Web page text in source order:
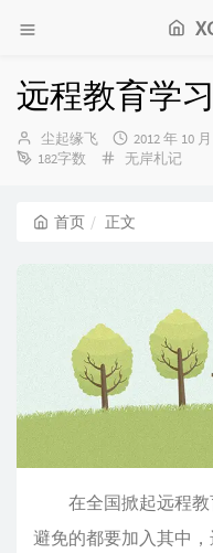
远程教育学习
博
主：
尘起缘飞
发
布
2012 年 10
182字数
分
无岸札记
首页 正文
在全国掀起远程教
避免的都要加入其中